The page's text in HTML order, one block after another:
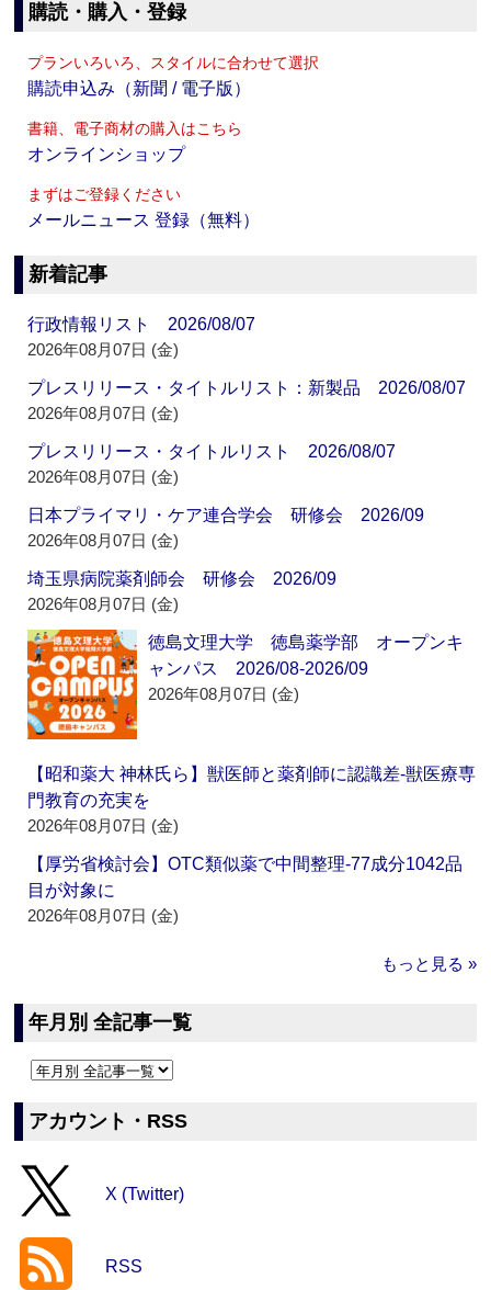
購読・購入・登録
プランいろいろ、スタイルに合わせて選択
購読申込み（新聞 / 電子版）
書籍、電子商材の購入はこちら
オンラインショップ
まずはご登録ください
メールニュース 登録（無料）
新着記事
行政情報リスト 2026/08/07
2026年08月07日 (金)
プレスリリース・タイトルリスト：新製品 2026/08/07
2026年08月07日 (金)
プレスリリース・タイトルリスト 2026/08/07
2026年08月07日 (金)
日本プライマリ・ケア連合学会 研修会 2026/09
2026年08月07日 (金)
埼玉県病院薬剤師会 研修会 2026/09
2026年08月07日 (金)
徳島文理大学 徳島薬学部 オープンキ
ャンパス 2026/08-2026/09
2026年08月07日 (金)
【昭和薬大 神林氏ら】獣医師と薬剤師に認識差‐獣医療専
門教育の充実を
2026年08月07日 (金)
【厚労省検討会】OTC類似薬で中間整理‐77成分1042品
目が対象に
2026年08月07日 (金)
もっと見る »
年月別 全記事一覧
アカウント・RSS
X (Twitter)
RSS